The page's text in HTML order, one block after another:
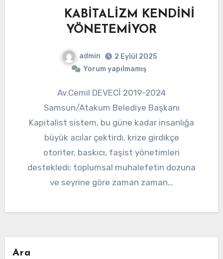
KABİTALİZM KENDİNİ
YÖNETEMİYOR
admin
2 Eylül 2025
Yorum yapılmamış
Av.Cemil DEVECİ 2019-2024
Samsun/Atakum Belediye Başkanı
Kapitalist sistem, bu güne kadar insanlığa
büyük acılar çektirdi, krize girdikçe
otoriter, baskıcı, faşist yönetimleri
destekledi; toplumsal muhalefetin dozuna
ve seyrine göre zaman zaman…
Ara